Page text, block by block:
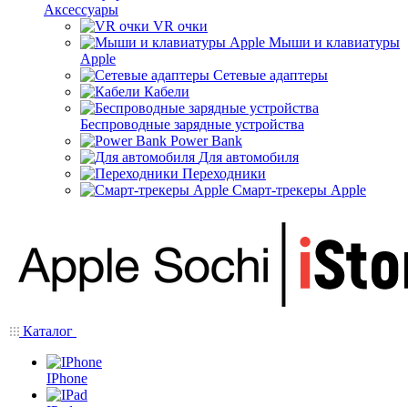
Аксессуары
VR очки
Мыши и клавиатуры
Apple
Сетевые адаптеры
Кабели
Беспроводные зарядные устройства
Power Bank
Для автомобиля
Переходники
Смарт-трекеры Apple
Каталог
IPhone